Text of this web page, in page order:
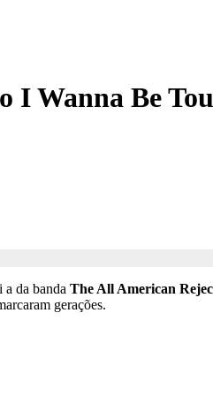
I Wanna Be
a da banda The All American
gerações.